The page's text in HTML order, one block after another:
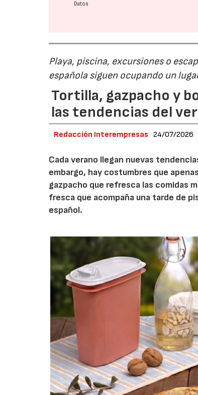
Datos
Playa, piscina, excursiones o
española siguen ocupando un
Tortilla, gazpacho y
las tendencias del
Redacción Interempresas 24/07/2026
Cada verano llegan nuevas
embargo, hay costumbres que
gazpacho que refresca las comidas
fresca que acompaña una tarde de
español.